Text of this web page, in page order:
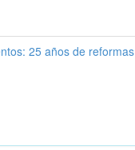
25 años de reformas